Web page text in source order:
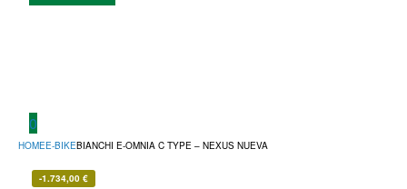
0
HOMEE-BIKEBIANCHI E-OMNIA C TYPE – NEXUS NUEVA
-1.734,00 €